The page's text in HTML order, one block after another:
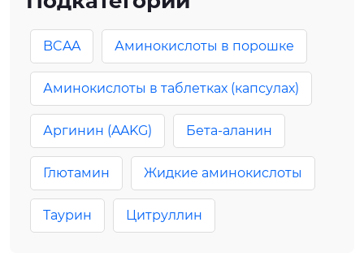
BCAA Аминокислоты в порошке
Аминокислоты в таблетках (капсулах)
Аргинин (AAKG) Бета-аланин
Глютамин Жидкие аминокислоты
Таурин Цитруллин